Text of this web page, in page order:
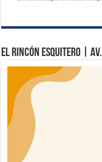
El Rincón Esquitero |